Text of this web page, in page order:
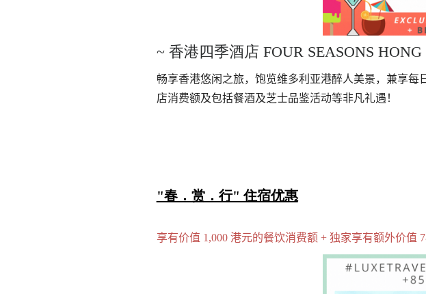
~香港四季酒店 FOUR SEASONS
畅享香港悠闲之旅，饱览维多利亚港醉人美景，兼享每
店消费额及包括餐酒及芝士品鉴活动等非凡礼遇！
"春．赏．行" 住宿优惠
享有价值 1,000 港元的餐饮消费额 + 独家享有额外价值